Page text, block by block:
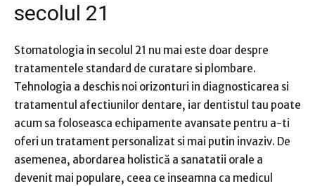
secolul 21
Stomatologia in secolul 21 nu mai este doar despre
tratamentele standard de curatare si plombare.
Tehnologia a deschis noi orizonturi in diagnosticarea si
tratamentul afectiunilor dentare, iar dentistul tau poate
acum sa foloseasca echipamente avansate pentru a-ti
oferi un tratament personalizat si mai putin invaziv. De
asemenea, abordarea holistică a sanatatii orale a
devenit mai populare, ceea ce inseamna ca medicul